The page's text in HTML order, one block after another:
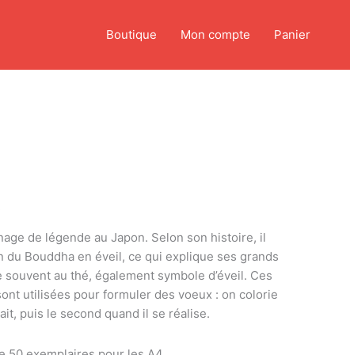
Boutique Mon compte Panier
de légende au Japon. Selon son histoire, il
du Bouddha en éveil, ce qui explique ses grands
souvent au thé, également symbole d’éveil. Ces
utilisées pour formuler des voeux : on colorie
puis le second quand il se réalise.